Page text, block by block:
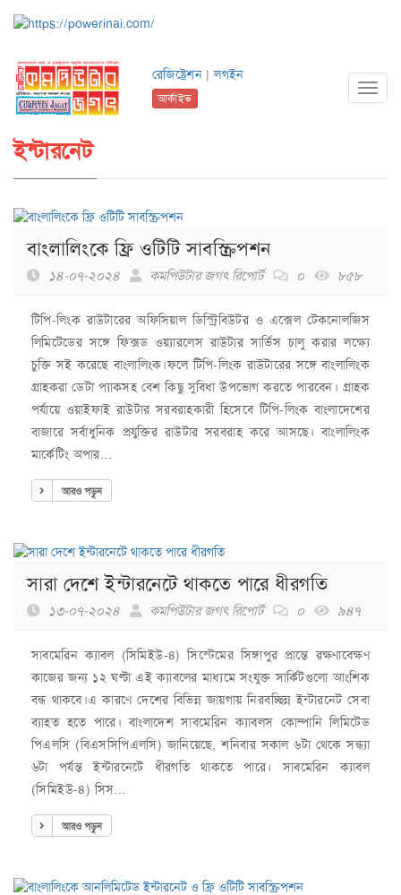
রেজিষ্ট্রেশন |লগইন
আর্কাইভ
ইন্টারনেট
বাংলালিংকে ফ্রি ওটিটি সাবস্ক্রিপশন
১৪-০৭-২০২৪ কমপিউটার জগৎ রিপোর্ট ০ ৮৫৮
টিপি-লিংক রাউটারের অফিসিয়াল ডিস্ট্রিবিউটর ও এক্সেল টেকনোলজিস
লিমিটেডের সঙ্গে ফিক্সড ওয়্যারলেস রাউটার সার্ভিস চালু করার লক্ষ্যে
চুক্তি সই করেছে বাংলালিংক।ফলে টিপি-লিংক রাউটারের সঙ্গে বাংলালিংক
গ্রাহকরা ডেটা প্যাকসহ বেশ কিছু সুবিধা উপভোগ করতে পারবেন। গ্রাহক
পর্যায়ে ওয়াইফাই রাউটার সরবরাহকারী হিসেবে টিপি-লিংক বাংলাদেশের
বাজারে সর্বাধুনিক প্রযুক্তির রাউটার সরবরাহ করে আসছে। বাংলালিংক
মার্কেটিং অপার...
আরও পড়ুন
সারা দেশে ইন্টারনেটে থাকতে পারে ধীরগতি
১৩-০৭-২০২৪ কমপিউটার জগৎ রিপোর্ট ০ ৯৪৭
সাবমেরিন ক্যাবল (সিমিইউ-৪) সিস্টেমের সিঙ্গাপুর প্রান্তে রক্ষণাবেক্ষণ
কাজের জন্য ১২ ঘণ্টা এই ক্যাবলের মাধ্যমে সংযুক্ত সার্কিটগুলো আংশিক
বন্ধ থাকবে।এ কারণে দেশের বিভিন্ন জায়গায় নিরবচ্ছিন্ন ইন্টারনেট সেবা
ব্যাহত হতে পারে। বাংলাদেশ সাবমেরিন ক্যাবলস কোম্পানি লিমিটেড
পিএলসি (বিএসসিপিএলসি) জানিয়েছে, শনিবার সকাল ৬টা থেকে সন্ধ্যা
৬টা পর্যন্ত ইন্টারনেটে ধীরগতি থাকতে পারে। সাবমেরিন ক্যাবল
(সিমিইউ-৪) সিস...
আরও পড়ুন